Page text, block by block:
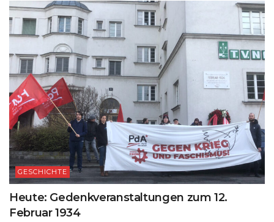
GESCHICHTE
Heute: Gedenkveranstaltungen zum 12.
Februar 1934